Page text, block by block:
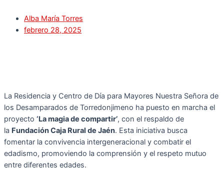
Alba María Torres
febrero 28, 2025
La Residencia y Centro de Día para Mayores Nuestra Señora de
los Desamparados de Torredonjimeno ha puesto en marcha el
proyecto ‘La magia de compartir’, con el respaldo de
la Fundación Caja Rural de Jaén. Esta iniciativa busca
fomentar la convivencia intergeneracional y combatir el
edadismo, promoviendo la comprensión y el respeto mutuo
entre diferentes edades.